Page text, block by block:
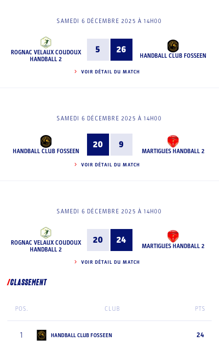
SAMEDI 6 DÉCEMBRE 2025 À 14H00
ROGNAC VELAUX COUDOUX
HANDBALL 2
5 26
HANDBALL CLUB FOSSEEN
VOIR DÉTAIL DU MATCH
SAMEDI 6 DÉCEMBRE 2025 À 14H00
HANDBALL CLUB FOSSEEN
20 9
MARTIGUES HANDBALL 2
VOIR DÉTAIL DU MATCH
SAMEDI 6 DÉCEMBRE 2025 À 14H00
ROGNAC VELAUX COUDOUX
HANDBALL 2
20 24
MARTIGUES HANDBALL 2
VOIR DÉTAIL DU MATCH
CLASSEMENT
POS. CLUB PTS
1 HANDBALL CLUB FOSSEEN 24